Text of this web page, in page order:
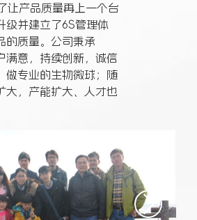
让产品质量再上一个台
级并建立了6S管理体
的质量。公司秉承
意，持续创新，诚信
做专业的生物微球；随
大，产能扩大、人才也